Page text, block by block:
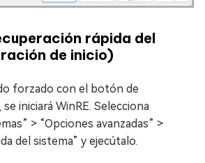
rápida del
de inicio)
forzado con el botón de
iniciará WinRE. Selecciona
> “Opciones avanzadas” >
del sistema” y ejecútalo.